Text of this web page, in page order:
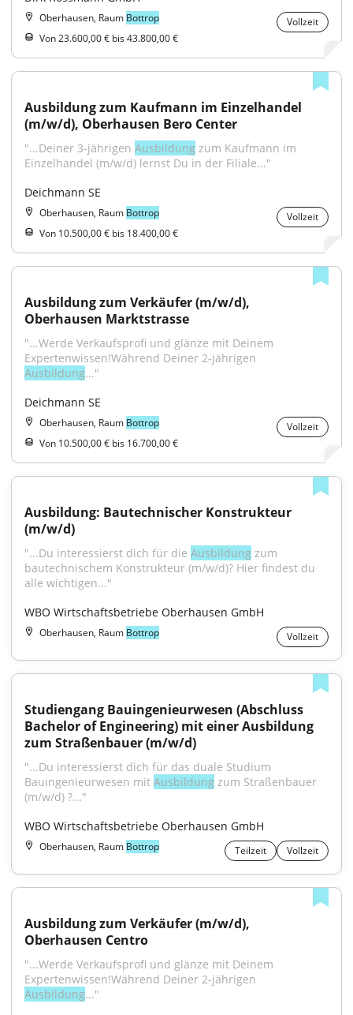
Oberhausen, Raum Bottrop
Vollzeit
Von 23.600,00 € bis 43.800,00 €
Ausbildung zum Kaufmann im Einzelhandel
(m/w/d), Oberhausen Bero Center
"...Deiner 3-jährigen Ausbildung zum Kaufmann im
Einzelhandel (m/w/d) lernst Du in der Filiale..."
Deichmann SE
Oberhausen, Raum Bottrop
Vollzeit
Von 10.500,00 € bis 18.400,00 €
Ausbildung zum Verkäufer (m/w/d),
Oberhausen Marktstrasse
"...Werde Verkaufsprofi und glänze mit Deinem
Ausbildung..."
Deichmann SE
Oberhausen, Raum Bottrop
Vollzeit
Von 10.500,00 € bis 16.700,00 €
Ausbildung: Bautechnischer Konstrukteur
(m/w/d)
"...Du interessierst dich für die Ausbildung zum
bautechnischem Konstrukteur (m/w/d)? Hier findest du
alle wichtigen..."
WBO Wirtschaftsbetriebe Oberhausen GmbH
Oberhausen, Raum Bottrop Vollzeit
Studiengang Bauingenieurwesen (Abschluss
Bachelor of Engineering) mit einer Ausbildung
zum Straßenbauer (m/w/d)
"...Du interessierst dich für das duale Studium
Bauingenieurwesen mit Ausbildung zum Straßenbauer
(m/w/d) ?..."
WBO Wirtschaftsbetriebe Oberhausen GmbH
Oberhausen, Raum Bottrop Teilzeit Vollzeit
Ausbildung zum Verkäufer (m/w/d),
Oberhausen Centro
"...Werde Verkaufsprofi und glänze mit Deinem
Ausbildung..."